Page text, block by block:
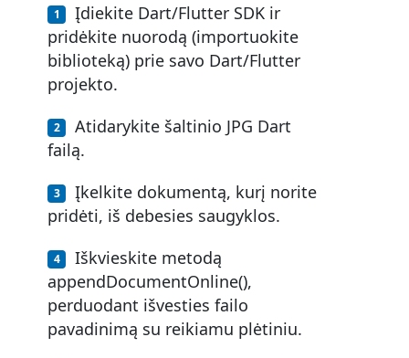
Įdiekite Dart/Flutter SDK ir
pridėkite nuorodą (importuokite
biblioteką) prie savo Dart/Flutter
projekto.
Atidarykite šaltinio JPG Dart
failą.
Įkelkite dokumentą, kurį norite
pridėti, iš debesies saugyklos.
Iškvieskite metodą
appendDocumentOnline(),
perduodant išvesties failo
pavadinimą su reikiamu plėtiniu.